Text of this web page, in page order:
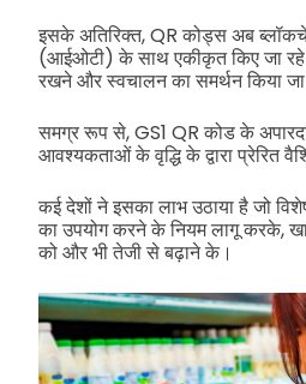
इसके अतिरिक्त, QR कोड्स अब
(आईओटी) के साथ एकीकृत किए जा रहे
रखने और स्वचालन का समर्थन किया
समग्र रूप से, GS1 QR कोड के
आवश्यकताओं के वृद्धि के द्वारा प्रेरित
कई देशों ने इसका लाभ उठाया है जो
का उपयोग करने के नियम लागू करके,
को और भी तेजी से बढ़ाने के।